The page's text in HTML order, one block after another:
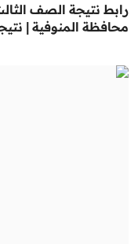
محافظة المنوفية |